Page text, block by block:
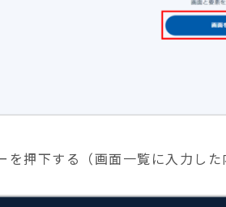
押下する（画面一覧に入力した